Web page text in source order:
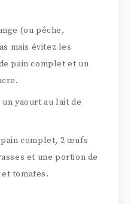
(ou pêche,
mais évitez les
pain complet et un
yaourt au lait de
complet, 2 œufs
et une portion de
tomates.